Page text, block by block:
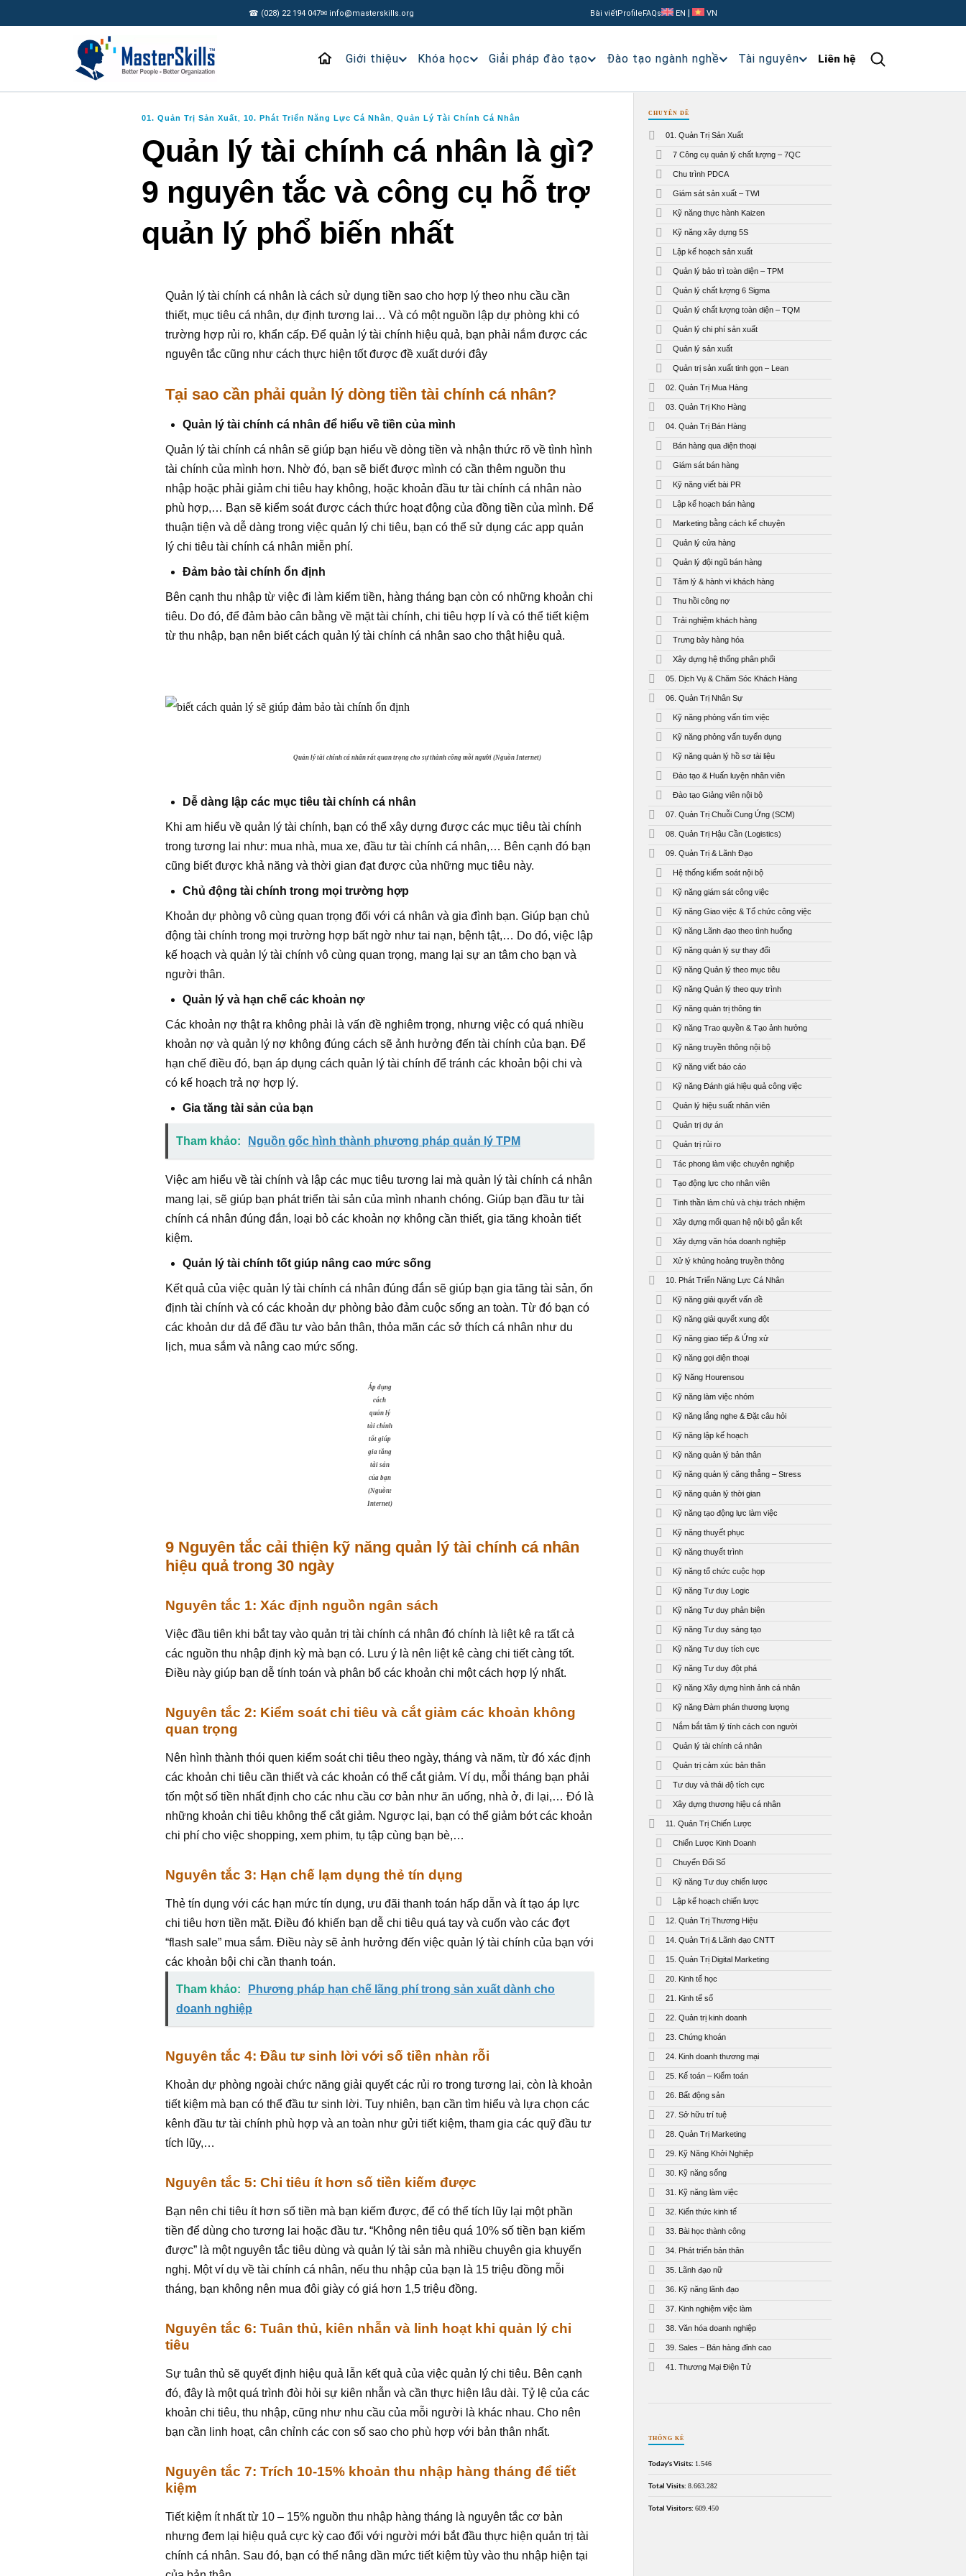
☎ (028) 22 194 047✉ info@masterskills.org Bài viếtProfileFAQs EN | VN
Giới thiệu Khóa học Giải pháp đào tạo Đào tạo ngành nghề Tài nguyên Liên hệ
01. Quản Trị Sản Xuất, 10. Phát Triển Năng Lực Cá Nhân , Quản Lý Tài Chính Cá Nhân
Quản lý tài chính cá nhân là gì?
9 nguyên tắc và công cụ hỗ trợ
quản lý phổ biến nhất
Quản lý tài chính cá nhân là cách sử dụng tiền sao cho hợp lý theo nhu cầu cần
thiết, mục tiêu cá nhân, dự định tương lai… Và có một nguồn lập dự phòng khi có
trường hợp rủi ro, khẩn cấp. Để quản lý tài chính hiệu quả, bạn phải nắm được các
nguyên tắc cũng như cách thực hiện tốt được đề xuất dưới đây
Tại sao cần phải quản lý dòng tiền tài chính cá nhân?
Quản lý tài chính cá nhân để hiểu về tiền của mình
Quản lý tài chính cá nhân sẽ giúp bạn hiểu về dòng tiền và nhận thức rõ về tình hình
tài chính của mình hơn. Nhờ đó, bạn sẽ biết được mình có cần thêm nguồn thu
nhập hoặc phải giảm chi tiêu hay không, hoặc khoản đầu tư tài chính cá nhân nào
phù hợp,… Bạn sẽ kiểm soát được cách thức hoạt động của đồng tiền của mình. Để
thuận tiện và dễ dàng trong việc quản lý chi tiêu, bạn có thể sử dụng các app quản
lý chi tiêu tài chính cá nhân miễn phí.
Đảm bảo tài chính ổn định
Bên cạnh thu nhập từ việc đi làm kiếm tiền, hàng tháng bạn còn có những khoản chi
tiêu. Do đó, để đảm bảo cân bằng về mặt tài chính, chi tiêu hợp lí và có thể tiết kiệm
từ thu nhập, bạn nên biết cách quản lý tài chính cá nhân sao cho thật hiệu quả.
Quản lý tài chính cá nhân rất quan trọng cho sự thành công mỗi người (Nguồn Internet)
Dễ dàng lập các mục tiêu tài chính cá nhân
Khi am hiểu về quản lý tài chính, bạn có thể xây dựng được các mục tiêu tài chính
trong tương lai như: mua nhà, mua xe, đầu tư tài chính cá nhân,… Bên cạnh đó bạn
cũng biết được khả năng và thời gian đạt được của những mục tiêu này.
Chủ động tài chính trong mọi trường hợp
Khoản dự phòng vô cùng quan trọng đối với cá nhân và gia đình bạn. Giúp bạn chủ
động tài chính trong mọi trường hợp bất ngờ như tai nạn, bệnh tật,… Do đó, việc lập
kế hoạch và quản lý tài chính vô cùng quan trọng, mang lại sự an tâm cho bạn và
người thân.
Quản lý và hạn chế các khoản nợ
Các khoản nợ thật ra không phải là vấn đề nghiêm trọng, nhưng việc có quá nhiều
khoản nợ và quản lý nợ không đúng cách sẽ ảnh hưởng đến tài chính của bạn. Để
hạn chế điều đó, bạn áp dụng cách quản lý tài chính để tránh các khoản bội chi và
có kế hoạch trả nợ hợp lý.
Gia tăng tài sản của bạn
Tham khảo: Nguồn gốc hình thành phương pháp quản lý TPM
Việc am hiểu về tài chính và lập các mục tiêu tương lai mà quản lý tài chính cá nhân
mang lại, sẽ giúp bạn phát triển tài sản của mình nhanh chóng. Giúp bạn đầu tư tài
chính cá nhân đúng đắn, loại bỏ các khoản nợ không cần thiết, gia tăng khoản tiết
kiệm.
Quản lý tài chính tốt giúp nâng cao mức sống
Kết quả của việc quản lý tài chính cá nhân đúng đắn sẽ giúp bạn gia tăng tài sản, ổn
định tài chính và có các khoản dự phòng bảo đảm cuộc sống an toàn. Từ đó bạn có
các khoản dư dả để đầu tư vào bản thân, thỏa mãn các sở thích cá nhân như du
lịch, mua sắm và nâng cao mức sống.
Áp dụng
cách
quản lý
tài chính
tốt giúp
gia tăng
tài sản
của bạn
(Nguồn:
Internet)
9 Nguyên tắc cải thiện kỹ năng quản lý tài chính cá nhân
hiệu quả trong 30 ngày
Nguyên tắc 1: Xác định nguồn ngân sách
Việc đầu tiên khi bắt tay vào quản trị tài chính cá nhân đó chính là liệt kê ra tất cả
các nguồn thu nhập định kỳ mà bạn có. Lưu ý là nên liệt kê càng chi tiết càng tốt.
Điều này giúp bạn dễ tính toán và phân bổ các khoản chi một cách hợp lý nhất.
Nguyên tắc 2: Kiểm soát chi tiêu và cắt giảm các khoản không
quan trọng
Nên hình thành thói quen kiểm soát chi tiêu theo ngày, tháng và năm, từ đó xác định
các khoản chi tiêu cần thiết và các khoản có thể cắt giảm. Ví dụ, mỗi tháng bạn phải
tốn một số tiền nhất định cho các nhu cầu cơ bản như ăn uống, nhà ở, đi lại,… Đó là
những khoản chi tiêu không thể cắt giảm. Ngược lại, bạn có thể giảm bớt các khoản
chi phí cho việc shopping, xem phim, tụ tập cùng bạn bè,…
Nguyên tắc 3: Hạn chế lạm dụng thẻ tín dụng
Thẻ tín dụng với các hạn mức tín dụng, ưu đãi thanh toán hấp dẫn và ít tạo áp lực
chi tiêu hơn tiền mặt. Điều đó khiến bạn dễ chi tiêu quá tay và cuốn vào các đợt
“flash sale” mua sắm. Điều này sẽ ảnh hưởng đến việc quản lý tài chính của bạn với
các khoản bội chi cần thanh toán.
Tham khảo:
Phương pháp hạn chế lãng phí trong sản xuất dành cho
doanh nghiệp
Nguyên tắc 4: Đầu tư sinh lời với số tiền nhàn rỗi
Khoản dự phòng ngoài chức năng giải quyết các rủi ro trong tương lai, còn là khoản
tiết kiệm mà bạn có thể đầu tư sinh lời. Tuy nhiên, bạn cần tìm hiểu và lựa chọn các
kênh đầu tư tài chính phù hợp và an toàn như gửi tiết kiệm, tham gia các quỹ đầu tư
tích lũy,…
Nguyên tắc 5: Chi tiêu ít hơn số tiền kiếm được
Bạn nên chi tiêu ít hơn số tiền mà bạn kiếm được, để có thể tích lũy lại một phần
tiền để dùng cho tương lai hoặc đầu tư. “Không nên tiêu quá 10% số tiền bạn kiếm
được” là một nguyên tắc tiêu dùng và quản lý tài sản mà nhiều chuyên gia khuyến
nghị. Một ví dụ về tài chính cá nhân, nếu thu nhập của bạn là 15 triệu đồng mỗi
tháng, bạn không nên mua đôi giày có giá hơn 1,5 triệu đồng.
Nguyên tắc 6: Tuân thủ, kiên nhẫn và linh hoạt khi quản lý chi
tiêu
Sự tuân thủ sẽ quyết định hiệu quả lẫn kết quả của việc quản lý chi tiêu. Bên cạnh
đó, đây là một quá trình đòi hỏi sự kiên nhẫn và cần thực hiện lâu dài. Tỷ lệ của các
khoản chi tiêu, thu nhập, cũng như nhu cầu của mỗi người là khác nhau. Cho nên
bạn cần linh hoạt, cân chỉnh các con số sao cho phù hợp với bản thân nhất.
Nguyên tắc 7: Trích 10-15% khoản thu nhập hàng tháng để tiết
kiệm
Tiết kiệm ít nhất từ 10 – 15% nguồn thu nhập hàng tháng là nguyên tắc cơ bản
nhưng đem lại hiệu quả cực kỳ cao đối với người mới bắt đầu thực hiện quản trị tài
chính cá nhân. Sau đó, bạn có thể nâng dần mức tiết kiệm tùy vào thu nhập hiện tại
CHUYÊN ĐỀ
01. Quản Trị Sản Xuất
7 Công cụ quản lý chất lượng – 7QC
Chu trình PDCA
Giám sát sản xuất – TWI
Kỹ năng thực hành Kaizen
Kỹ năng xây dựng 5S
Lập kế hoạch sản xuất
Quản lý bảo trì toàn diện – TPM
Quản lý chất lượng 6 Sigma
Quản lý chất lượng toàn diện – TQM
Quản lý chi phí sản xuất
Quản lý sản xuất
Quản trị sản xuất tinh gọn – Lean
02. Quản Trị Mua Hàng
03. Quản Trị Kho Hàng
04. Quản Trị Bán Hàng
Bán hàng qua điện thoại
Giám sát bán hàng
Kỹ năng viết bài PR
Lập kế hoạch bán hàng
Marketing bằng cách kể chuyện
Quản lý cửa hàng
Quản lý đội ngũ bán hàng
Tâm lý & hành vi khách hàng
Thu hồi công nợ
Trải nghiệm khách hàng
Trưng bày hàng hóa
Xây dựng hệ thống phân phối
05. Dịch Vụ & Chăm Sóc Khách Hàng
06. Quản Trị Nhân Sự
Kỹ năng phỏng vấn tìm việc
Kỹ năng phỏng vấn tuyển dụng
Kỹ năng quản lý hồ sơ tài liệu
Đào tạo & Huấn luyện nhân viên
Đào tạo Giảng viên nội bộ
07. Quản Trị Chuỗi Cung Ứng (SCM)
08. Quản Trị Hậu Cần (Logistics)
09. Quản Trị & Lãnh Đạo
Hệ thống kiểm soát nội bộ
Kỹ năng giám sát công việc
Kỹ năng Giao việc & Tổ chức công việc
Kỹ năng Lãnh đạo theo tình huống
Kỹ năng quản lý sự thay đổi
Kỹ năng Quản lý theo mục tiêu
Kỹ năng Quản lý theo quy trình
Kỹ năng quản trị thông tin
Kỹ năng Trao quyền & Tạo ảnh hưởng
Kỹ năng truyền thông nội bộ
Kỹ năng viết báo cáo
Kỹ năng Đánh giá hiệu quả công việc
Quản lý hiệu suất nhân viên
Quản trị dự án
Quản trị rủi ro
Tác phong làm việc chuyên nghiệp
Tạo động lực cho nhân viên
Tinh thần làm chủ và chịu trách nhiệm
Xây dựng mối quan hệ nội bộ gắn kết
Xây dựng văn hóa doanh nghiệp
Xử lý khủng hoảng truyền thông
10. Phát Triển Năng Lực Cá Nhân
Kỹ năng giải quyết vấn đề
Kỹ năng giải quyết xung đột
Kỹ năng giao tiếp & Ứng xử
Kỹ năng gọi điện thoại
Kỹ Năng Hourensou
Kỹ năng làm việc nhóm
Kỹ năng lắng nghe & Đặt câu hỏi
Kỹ năng lập kế hoạch
Kỹ năng quản lý bản thân
Kỹ năng quản lý căng thẳng – Stress
Kỹ năng quản lý thời gian
Kỹ năng tạo động lực làm việc
Kỹ năng thuyết phục
Kỹ năng thuyết trình
Kỹ năng tổ chức cuộc họp
Kỹ năng Tư duy Logic
Kỹ năng Tư duy phản biện
Kỹ năng Tư duy sáng tạo
Kỹ năng Tư duy tích cực
Kỹ năng Tư duy đột phá
Kỹ năng Xây dựng hình ảnh cá nhân
Kỹ năng Đàm phán thương lượng
Nắm bắt tâm lý tính cách con người
Quản lý tài chính cá nhân
Quản trị cảm xúc bản thân
Tư duy và thái độ tích cực
Xây dựng thương hiệu cá nhân
11. Quản Trị Chiến Lược
Chiến Lược Kinh Doanh
Chuyển Đổi Số
Kỹ năng Tư duy chiến lược
Lập kế hoạch chiến lược
12. Quản Trị Thương Hiệu
14. Quản Trị & Lãnh đạo CNTT
15. Quản Trị Digital Marketing
20. Kinh tế học
21. Kinh tế số
22. Quản trị kinh doanh
23. Chứng khoán
24. Kinh doanh thương mại
25. Kế toán – Kiểm toán
26. Bất động sản
27. Sở hữu trí tuệ
28. Quản Trị Marketing
29. Kỹ Năng Khởi Nghiệp
30. Kỹ năng sống
31. Kỹ năng làm việc
32. Kiến thức kinh tế
33. Bài học thành công
34. Phát triển bản thân
35. Lãnh đạo nữ
36. Kỹ năng lãnh đạo
37. Kinh nghiệm việc làm
38. Văn hóa doanh nghiệp
39. Sales – Bán hàng đỉnh cao
41. Thương Mại Điện Tử
THỐNG KÊ
Today's Visits: 1.546
Total Visits:8.663.282
Total Visitors:609.450